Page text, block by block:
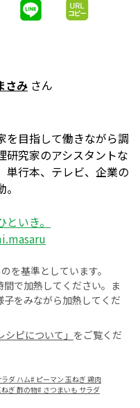
さみ さん
を目指して働きながら調
研究家のアシスタントな
単行本、テレビ、企業の
といき。
を基準としています。
で加熱してください。ま
をみながら加熱してくだ
シピについて」 をご覧くだ
ダ ハム# ピーマン 玉ねぎ 鶏肉
ぎ 酢の物# さつまいも サラダ